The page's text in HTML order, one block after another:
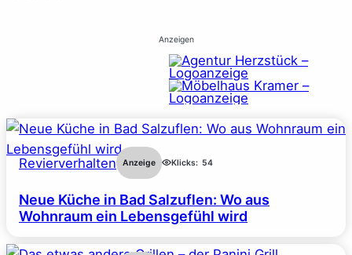
Anzeigen
Revierverhalten Anzeige Klicks: 54
Neue Küche in Bad Salzuflen: Wo aus
Wohnraum ein Lebensgefühl wird